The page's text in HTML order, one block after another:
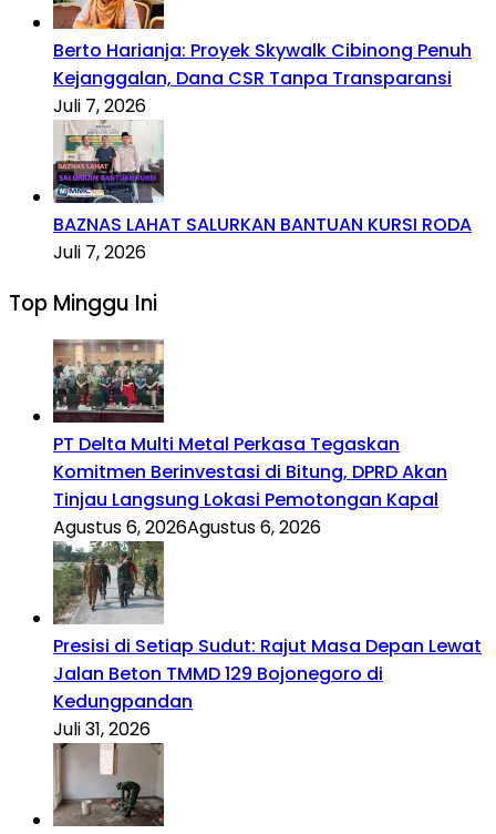
Berto Harianja: Proyek Skywalk Cibinong Penuh
Kejanggalan, Dana CSR Tanpa Transparansi
Juli 7, 2026
BAZNAS LAHAT SALURKAN BANTUAN KURSI RODA
Juli 7, 2026
Top Minggu Ini
PT Delta Multi Metal Perkasa Tegaskan
Komitmen Berinvestasi di Bitung, DPRD Akan
Tinjau Langsung Lokasi Pemotongan Kapal
Agustus 6, 2026Agustus 6, 2026
Presisi di Setiap Sudut: Rajut Masa Depan Lewat
Jalan Beton TMMD 129 Bojonegoro di
Kedungpandan
Juli 31, 2026